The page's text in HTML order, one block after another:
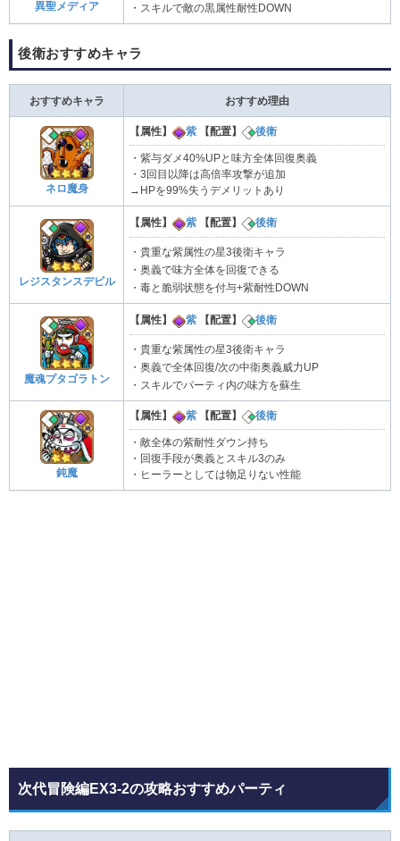
異聖メディア
・スキルで敵の黒属性耐性DOWN
後衛おすすめキャラ
おすすめキャラ おすすめ理由
ネロ魔身
【属性】 紫 【配置】 後衛
・紫与ダメ40%UPと味方全体回復奥義
・3回目以降は高倍率攻撃が追加
→HPを99%失うデメリットあり
レジスタンスデビル
【属性】 紫 【配置】 後衛
・貴重な紫属性の星3後衛キャラ
・奥義で味方全体を回復できる
・毒と脆弱状態を付与+紫耐性DOWN
魔魂プタゴラトン
【属性】 紫 【配置】 後衛
・貴重な紫属性の星3後衛キャラ
・奥義で全体回復/次の中衛奥義威力UP
・スキルでパーティ内の味方を蘇生
鈍魔
【属性】 紫 【配置】 後衛
・敵全体の紫耐性ダウン持ち
・回復手段が奥義とスキル3のみ
・ヒーラーとしては物足りない性能
次代冒険編EX3-2の攻略おすすめパーティ